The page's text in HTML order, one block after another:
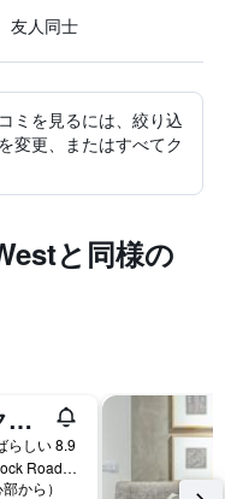
友人同士
ミを見るには、絞り込
変更、またはすべてク
と同様の
エーペックス シティ クウェイ ホテル & スパ
らしい 8.9
1 West Victoria Dock Road, ダンディー, イギリス
から）